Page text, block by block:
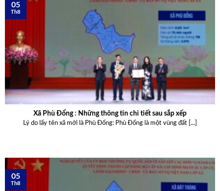
Xã Phù Đổng : Những thông tin chi tiết sau sắp xếp
Lý do lấy tên xã mới là Phù Đổng: Phù Đổng là một vùng đất [...]
05
Th8
05
Th8